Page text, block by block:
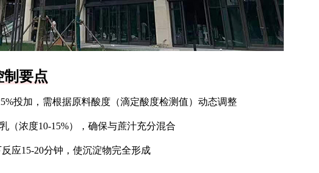
制要点
投加，需根据原料酸度（滴定酸度检测值）动态调整
（浓度10-15%），确保与蔗汁充分混合
应15-20分钟，使沉淀物完全形成